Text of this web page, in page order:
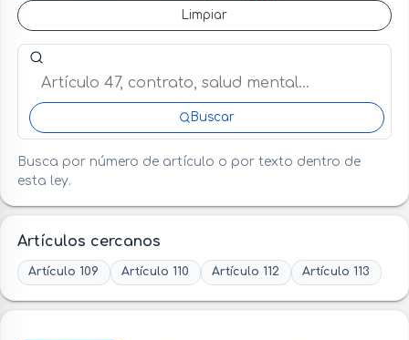
Limpiar
Buscar artículo o término en esta ley
Buscar
Busca por número de artículo o por texto dentro de
esta ley.
Artículos cercanos
Artículo 109 Artículo 110 Artículo 112 Artículo 113